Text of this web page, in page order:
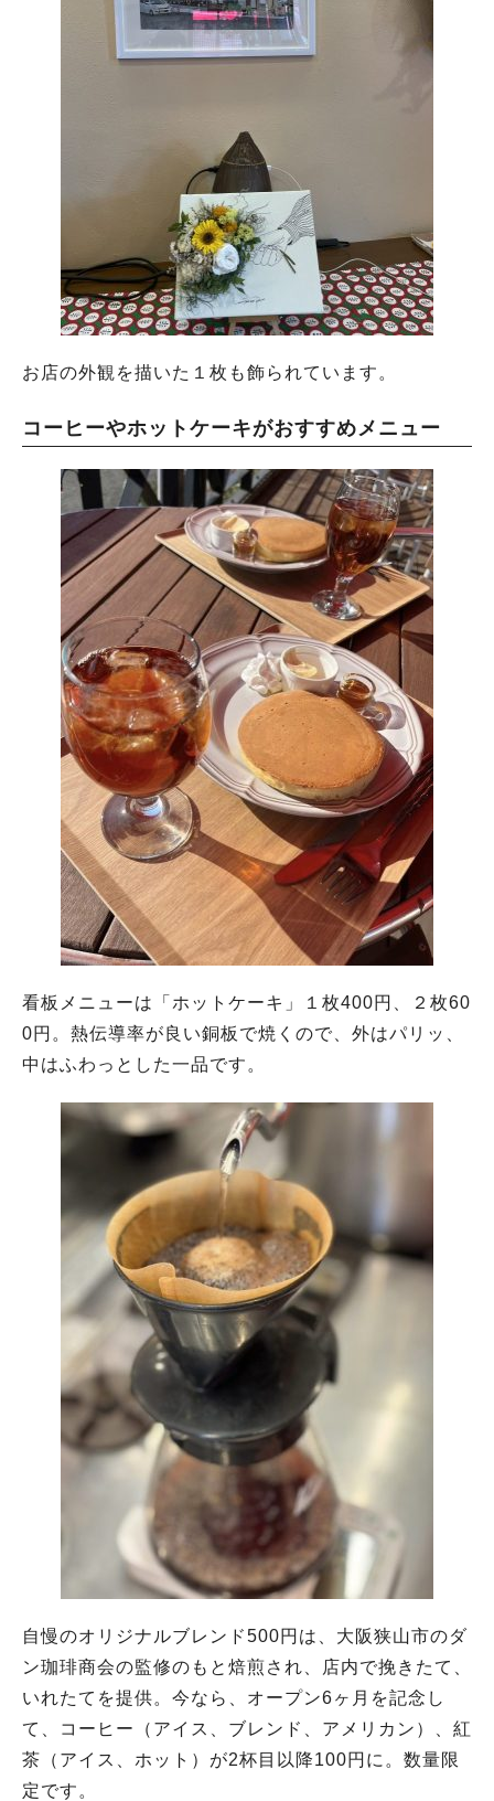
お店の外観を描いた１枚も飾られています。
コーヒーやホットケーキがおすすめメニュー
看板メニューは「ホットケーキ」１枚400円、２枚60
0円。熱伝導率が良い銅板で焼くので、外はパリッ、
中はふわっとした一品です。
自慢のオリジナルブレンド500円は、大阪狭山市のダ
ン珈琲商会の監修のもと焙煎され、店内で挽きたて、
いれたてを提供。今なら、オープン6ヶ月を記念し
て、コーヒー（アイス、ブレンド、アメリカン）、紅
茶（アイス、ホット）が2杯目以降100円に。数量限
定です。